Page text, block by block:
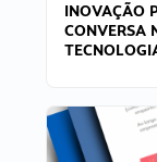
INOVAÇÃO
CONVERSA